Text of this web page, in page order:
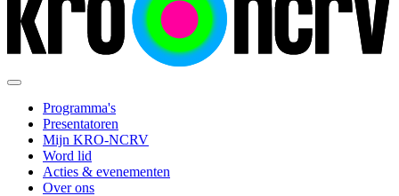
Programma's
Presentatoren
Mijn KRO-NCRV
Word lid
Acties & evenementen
Over ons